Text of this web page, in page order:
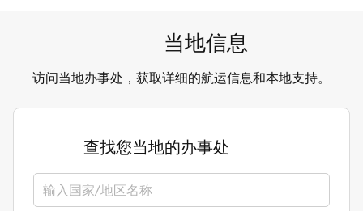
当地信息
访问当地办事处，获取详细的航运信息和本地支持。
查找您当地的办事处
选择国家/地区